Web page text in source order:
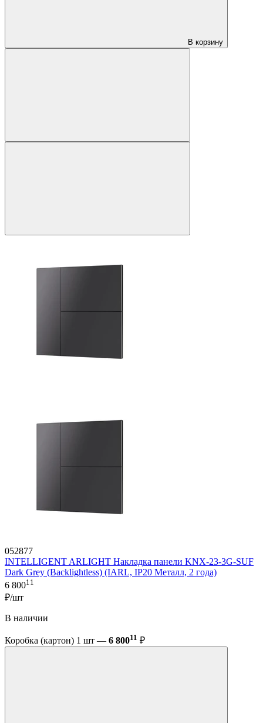
В корзину
052877
INTELLIGENT ARLIGHT Накладка панели KNX-23-3G-SUF
Dark Grey (Backlightless) (IARL, IP20 Металл, 2 года)
6 80011
₽/шт
В наличии
Коробка (картон) 1 шт — 6 80011 ₽